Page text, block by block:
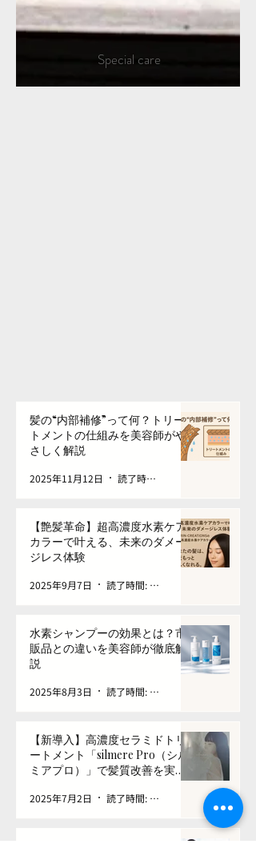
Special care
髪の“内部補修”って何？トリー
トメントの仕組みを美容師がや
さしく解説
2025年11月12日 読了時間: 10分
【艶髪革命】超高濃度水素ケア
カラーで叶える、未来のダメー
ジレス体験
2025年9月7日 読了時間: 7分
水素シャンプーの効果とは？市
販品との違いを美容師が徹底解
説
2025年8月3日 読了時間: 5分
【新導入】高濃度セラミドトリ
ートメント「silmere Pro（シル
ミアプロ）」で髪質改善を実
2025年7月2日 読了時間: 3分
トリートメントは"良いもの"なの